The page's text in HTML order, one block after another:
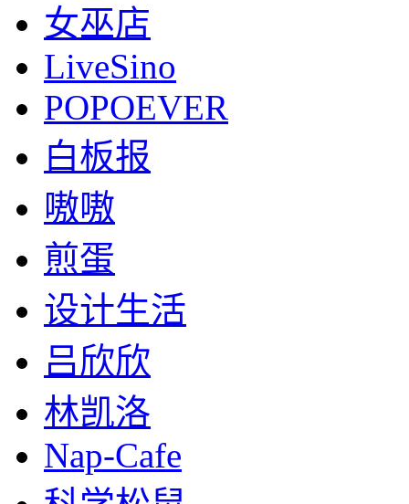
女巫店
LiveSino
POPOEVER
白板报
嗷嗷
煎蛋
设计生活
吕欣欣
林凯洛
Nap-Cafe